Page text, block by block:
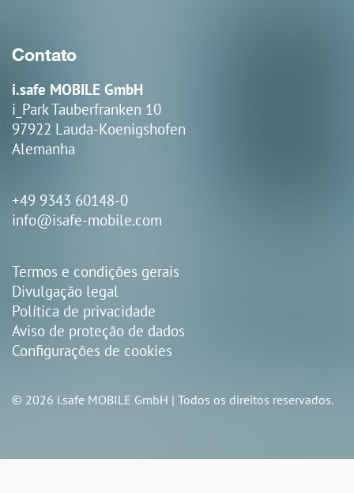
Contato
i.safe MOBILE GmbH
i_Park Tauberfranken 10
97922 Lauda-Koenigshofen
Alemanha
+49 9343 60148-0
info@isafe-mobile.com
Termos e condições gerais
Divulgação legal
Política de privacidade
Aviso de proteção de dados
Configurações de cookies
© 2026 i.safe MOBILE GmbH | Todos os direitos reservados.